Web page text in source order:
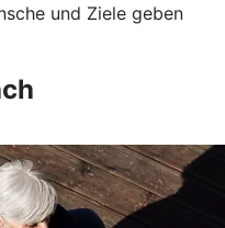
und Ziele geben